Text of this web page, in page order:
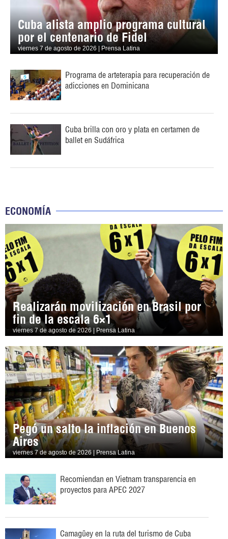
Cuba alista amplio programa cultural
por el centenario de Fidel
viernes 7 de agosto de 2026 | Prensa Latina
Programa de arteterapia para recuperación de
adicciones en Dominicana
Cuba brilla con oro y plata en certamen de
ballet en Sudáfrica
ECONOMÍA
Realizarán movilización en Brasil por
fin de la escala 6×1
viernes 7 de agosto de 2026 | Prensa Latina
Pegó un salto la inflación en Buenos
Aires
viernes 7 de agosto de 2026 | Prensa Latina
Recomiendan en Vietnam transparencia en
proyectos para APEC 2027
Camagüey en la ruta del turismo de Cuba